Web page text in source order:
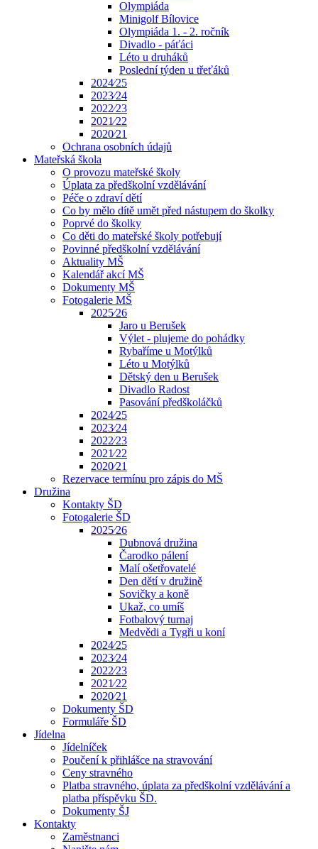
Olympiáda
Minigolf Bílovice
Olympiáda 1. - 2. ročník
Divadlo - páťáci
Léto u druháků
Poslední týden u třeťáků
2024⁄25
2023⁄24
2022⁄23
2021⁄22
2020⁄21
Ochrana osobních údajů
Mateřská škola
O provozu mateřské školy
Úplata za předškolní vzdělávání
Péče o zdraví dětí
Co by mělo dítě umět před nástupem do školky
Poprvé do školky
Co děti do mateřské školy potřebují
Povinné předškolní vzdělávání
Aktuality MŠ
Kalendář akcí MŠ
Dokumenty MŠ
Fotogalerie MŠ
2025⁄26
Jaro u Berušek
Výlet - plujeme do pohádky
Rybaříme u Motýlků
Léto u Motýlků
Dětský den u Berušek
Divadlo Radost
Pasování předškoláčků
2024⁄25
2023⁄24
2022⁄23
2021⁄22
2020⁄21
Rezervace termínu pro zápis do MŠ
Družina
Kontakty ŠD
Fotogalerie ŠD
2025⁄26
Dubnová družina
Čarodko pálení
Malí ošetřovatelé
Den dětí v družině
Sovičky a koně
Ukaž, co umíš
Fotbalový turnaj
Medvědi a Tygři u koní
2024⁄25
2023⁄24
2022⁄23
2021⁄22
2020⁄21
Dokumenty ŠD
Formuláře ŠD
Jídelna
Jídelníček
Poučení k přihlášce na stravování
Ceny stravného
Platba stravného, úplata za předškolní vzdělávání a
platba příspěvku ŠD.
Dokumenty ŠJ
Kontakty
Zaměstnanci